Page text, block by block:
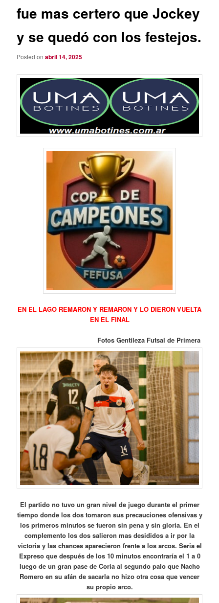
fue mas certero que Jockey
y se quedó con los festejos.
Posted onabril 14, 2025
EN EL LAGO REMARON Y REMARON Y LO DIERON VUELTA
EN EL FINAL
Fotos Gentileza Futsal de Primera
El partido no tuvo un gran nivel de juego durante el primer
tiempo donde los dos tomaron sus precauciones ofensivas y
los primeros minutos se fueron sin pena y sin gloria. En el
complemento los dos salieron mas desididos a ir por la
victoria y las chances aparecieron frente a los arcos. Seria el
Expreso que después de los 10 minutos encontraría el 1 a 0
luego de un gran pase de Coria al segundo palo que Nacho
Romero en su afán de sacarla no hizo otra cosa que vencer
su propio arco.